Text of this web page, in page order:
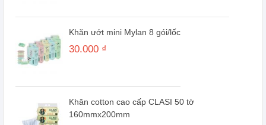
Khăn ướt mini Mylan 8 gói/lốc
30.000 ₫
Khăn cotton cao cấp CLASI 50 tờ
160mmx200mm